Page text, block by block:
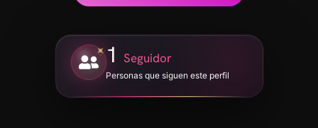
1 Seguidor
Personas que siguen este perfil